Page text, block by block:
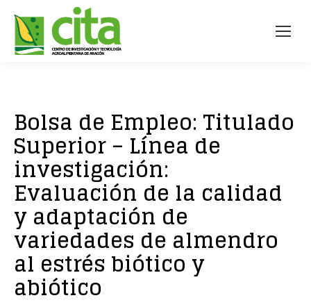
Bolsa de Empleo: Titulado
Superior – Línea de
investigación:
Evaluación de la calidad
y adaptación de
variedades de almendro
al estrés biótico y
abiótico